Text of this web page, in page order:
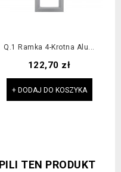
Q.1 Ramka 4-Krotna Alu...
Cena
122,70 zł
+ DODAJ DO KOSZYKA
TEN PRODUKT